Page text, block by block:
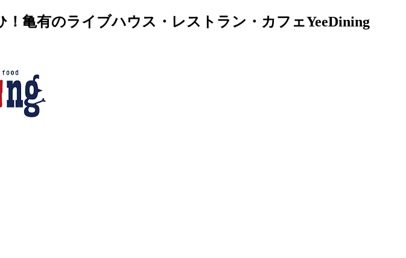
亀有のライブハウス・レストラン・カフェYeeDining